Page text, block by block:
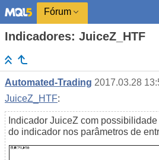
Fórum
Indicadores: JuiceZ_HTF
Automated-Trading 2017.03.28
JuiceZ_HTF:
Indicador JuiceZ com
do indicador nos parâmetros de